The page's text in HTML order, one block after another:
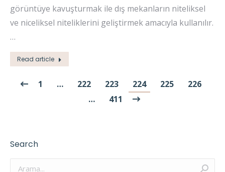
görüntüye kavuşturmak ile dış mekanların niteliksel
ve niceliksel niteliklerini geliştirmek amacıyla kullanılır.
…
Read article
1 … 222 223 224 225
226
…
411
Search
Arama: